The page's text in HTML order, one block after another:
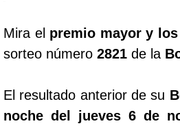
Mira el premio mayor y
sorteo número 2821 de la
El resultado anterior de su
noche del jueves 6 de